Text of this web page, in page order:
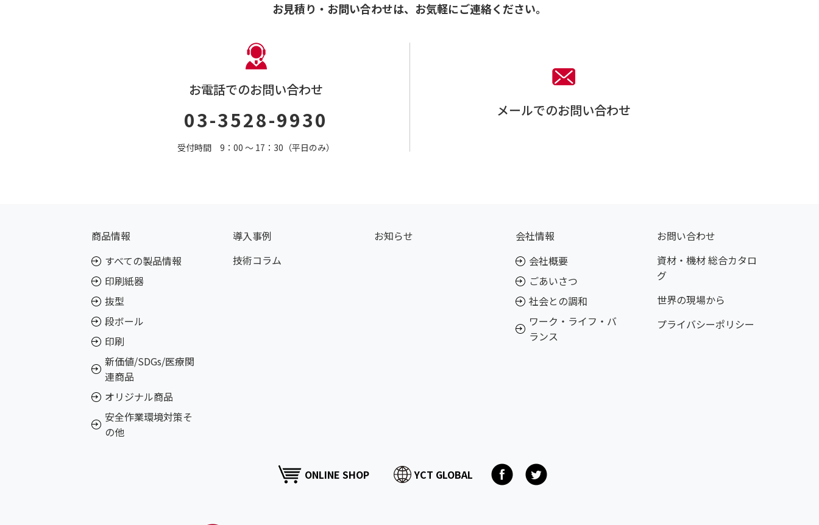
お見積り・お問い合わせは、 お気軽にご連絡ください。
お電話でのお問い合わせ
03-3528-9930
受付時間 9：00 〜 17：30（平日のみ）
メールでのお問い合わせ
商品情報
すべての製品情報
印刷紙器
抜型
段ボール
印刷
新価値/SDGs/医療関
連商品
オリジナル商品
安全作業環境対策そ
の他
導入事例
技術コラム
お知らせ
会社情報
会社概要
ごあいさつ
社会との調和
ワーク・ライフ・バ
ランス
お問い合わせ
資材・機材 総合カタロ
グ
世界の現場から
プライバシーポリシー
ONLINE SHOP YCT GLOBAL